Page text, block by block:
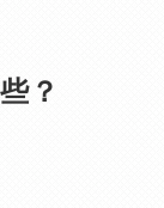
？